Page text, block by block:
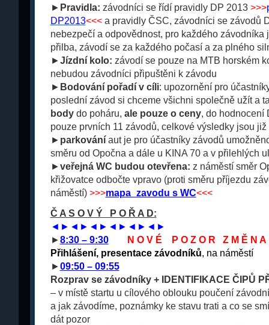
► Pravidla: závodníci se řídí pravidly DP 2013 >>>
DP2013<<<a pravidly ČSC, závodníci se závodů
nebezpečí a odpovědnost, pro každého závodníka
přilba, závodí se za každého počasí a za plného
►Jízdní kolo: závodí se pouze na MTB horském
nebudou závodníci připuštěni k závodu
► Bodování pořadí v cíli: upozornění pro
poslední závod si chceme všichni společně užít a
bodydo poháru, ale pouze o ceny, do hodnocení
pouze prvních 11 závodů, celkové výsledky jsou již
► parkování aut je pro účastníky závodů
směru od Opočna a dále u KINA 70 a v přilehlých
►veřejná WC budou otevřena: z náměstí směr
křižovatce odbočte vpravo (proti směru příjezdu
náměstí) >>>mapa_zavodu s WC<<<
Č A S O V Ý P O Ř A D:
◄►◄►◄►◄►◄►◄►
►8:30 – 9:30
N O V É P O Z O R Z M Ě N
Přihlášení, presentace závodníků, na náměstí
►09:50 – 09:55
Rozprav se závodníky + IDENTIFIKACE ČIPŮ
– v místě startu u cílového oblouku poučení
a jak závodíme, poznámky ke stavu trati a co se
dát pozor